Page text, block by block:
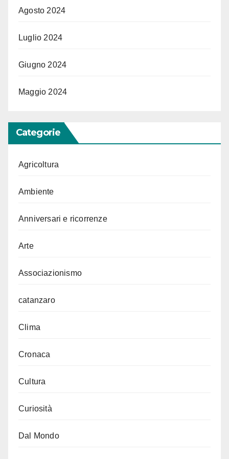
Agosto 2024
Luglio 2024
Giugno 2024
Maggio 2024
Categorie
Agricoltura
Ambiente
Anniversari e ricorrenze
Arte
Associazionismo
catanzaro
Clima
Cronaca
Cultura
Curiosità
Dal Mondo